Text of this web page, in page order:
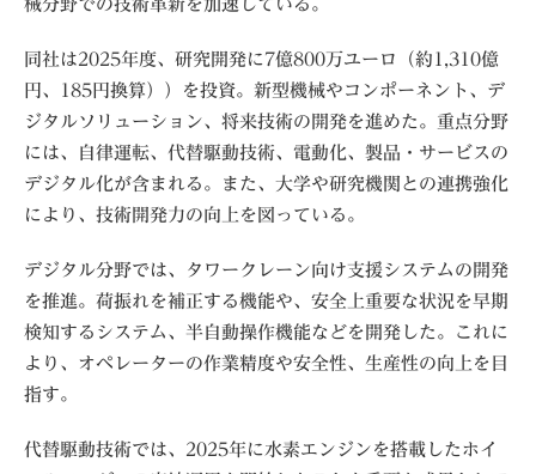
械分野での技術革新を加速している。
同社は2025年度、研究開発に7億800万ユーロ（約1,310億
円、185円換算））を投資。新型機械やコンポーネント、デ
ジタルソリューション、将来技術の開発を進めた。重点分野
には、自律運転、代替駆動技術、電動化、製品・サービスの
デジタル化が含まれる。また、大学や研究機関との連携強化
により、技術開発力の向上を図っている。
デジタル分野では、タワークレーン向け支援システムの開発
を推進。荷振れを補正する機能や、安全上重要な状況を早期
検知するシステム、半自動操作機能などを開発した。これに
より、オペレーターの作業精度や安全性、生産性の向上を目
指す。
代替駆動技術では、2025年に水素エンジンを搭載したホイ